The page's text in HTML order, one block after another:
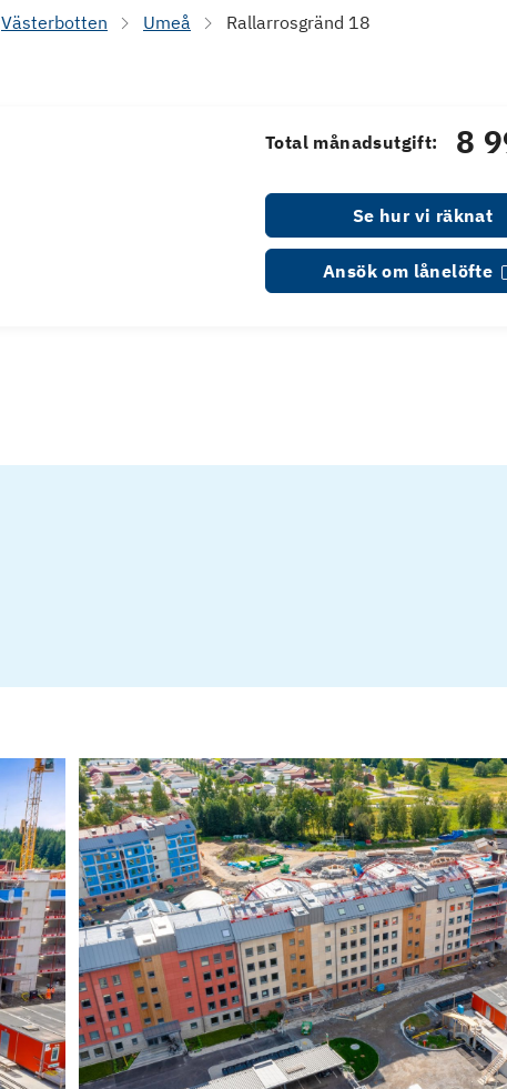
Västerbotten Umeå Rallarrosgränd 18
Total månadsutgift: 8
Se hur vi räknat
Ansök om lånelöfte